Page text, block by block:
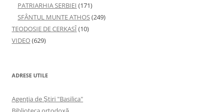
PATRIARHIA SERBIEI (171)
SFÂNTUL MUNTE ATHOS(249)
TEODOSIE DE CERKASÎ(10)
VIDEO(629)
ADRESE UTILE
Agenţia de Ştiri "Basilica"